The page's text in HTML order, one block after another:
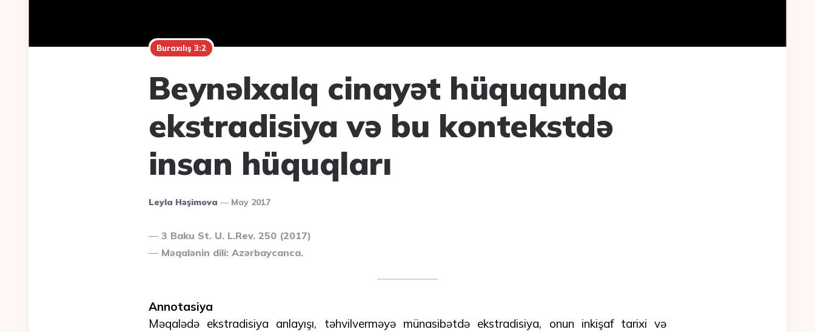
Buraxılış 3:2
Beynəlxalq cinayət hüququnda
ekstradisiya və bu kontekstdə
insan hüquqları
Posted
Leyla Həşimova May 2017
3 Baku St. U. L.Rev. 250 (2017)
Məqalənin dili: Azərbaycanca.
Annotasiya
Məqalədə ekstradisiya anlayışı, təhvilverməyə münasibətdə ekstradisiya, onun inkişaf tarixi və